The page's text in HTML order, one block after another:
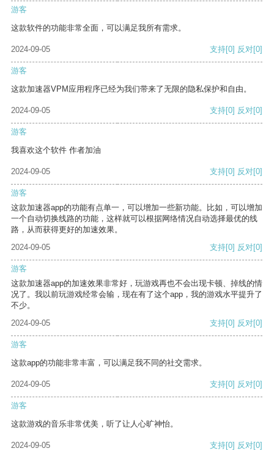
游客
这款软件的功能非常全面，可以满足我所有需求。
2024-09-05 支持[0] 反对[0]
游客
这款加速器VPM应用程序已经为我们带来了无限的隐私保护和自由。
2024-09-05 支持[0] 反对[0]
游客
我喜欢这个软件 作者加油
2024-09-05 支持[0] 反对[0]
游客
这款加速器app的功能有点单一，可以增加一些新功能。比如，可以增加
一个自动切换线路的功能，这样就可以根据网络情况自动选择最优的线
路，从而获得更好的加速效果。
2024-09-05
支持[0] 反对[0]
游客
这款加速器app的加速效果非常好，玩游戏再也不会出现卡顿、掉线的情
况了。我以前玩游戏经常会输，现在有了这个app，我的游戏水平提升了
不少。
2024-09-05
支持[0] 反对[0]
游客
这款app的功能非常丰富，可以满足我不同的社交需求。
2024-09-05 支持[0] 反对[0]
游客
这款游戏的音乐非常优美，听了让人心旷神怡。
2024-09-05 支持[0] 反对[0]